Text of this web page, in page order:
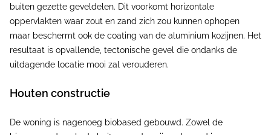
buiten gezette geveldelen. Dit voorkomt horizontale
oppervlakten waar zout en zand zich zou kunnen ophopen
maar beschermt ook de coating van de aluminium kozijnen. Het
resultaat is opvallende, tectonische gevel die ondanks de
uitdagende locatie mooi zal verouderen.
Houten constructie
De woning is nagenoeg biobased gebouwd. Zowel de